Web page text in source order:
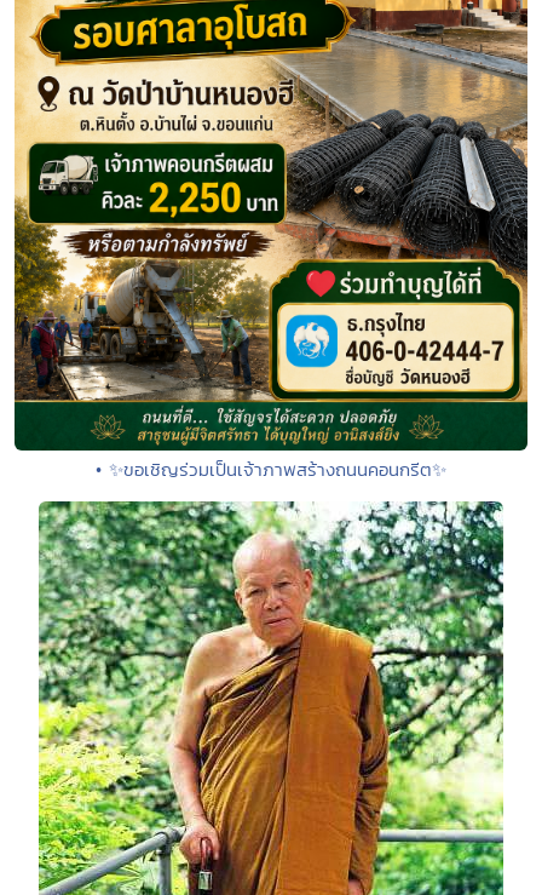
• ✨ขอเชิญร่วมเป็นเจ้าภาพสร้างถนนคอนกรีต✨